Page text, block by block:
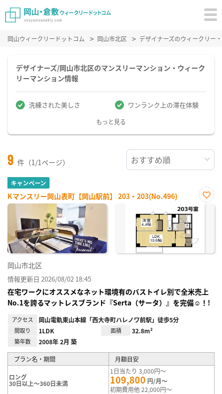
岡山ウィークリードットコム 岡山市北区 デザイナーズのウィークリー
デザイナーズ/岡山市北区のマンスリーマンション・ウィーク
リーマンション情報
洗練された美しさ ワンランク上の滞在体験
もっと見る
9 件（1/1ページ）
キャンペーン
Kマンスリー岡山表町【岡山駅前】 203・203(No.496)
お気
岡山市北区
情報更新日 2026/08/02 18:45
在宅ワークにオススメなネット環境有のバストイレ別で全米売上
No.1を誇るマットレスブランド『Serta（サータ）』を完備☺！!
アクセス 岡山電軌東山本線「西大寺町ハレノワ前駅」徒歩5分
間取り 1LDK 面積 32.8m²
築年数 2008年 2月 築
プラン名・期間 月額目安
ロング
30日以上～360日未満
1日当たり 3,000円～
109,800 円/月～
初期費用他 22,000円～